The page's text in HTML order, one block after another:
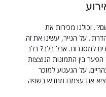
וכולנו מכירות את
על הנייר, עשינו את זה.
למסגרות. אבל בלב? בלב
בין התמונות הנוצצות
על הגעגוע למוכר
את עצמנו מחדש בשפה